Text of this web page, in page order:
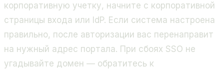
корпоративную учетку, начните с корпоративной
страницы входа или IdP. Если система настроена
правильно, после авторизации вас перенаправит
на нужный адрес портала. При сбоях SSO не
угадывайте домен — обратитесь к